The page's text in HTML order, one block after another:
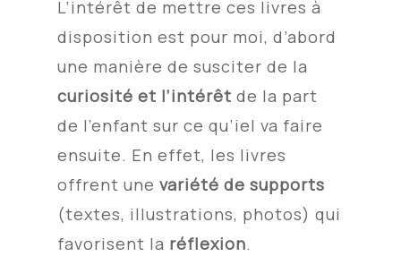
L’intérêt de mettre ces livres à
disposition est pour moi, d’abord
une manière de susciter de la
curiosité et l’intérêt de la part
de l’enfant sur ce qu’iel va faire
ensuite. En effet, les livres
offrent une variété de supports
(textes, illustrations, photos) qui
favorisent la réflexion.